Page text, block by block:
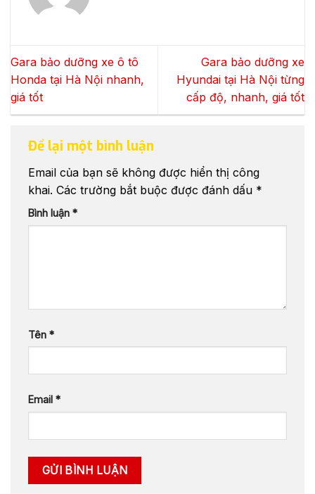
Gara bảo dưỡng xe ô tô
Honda tại Hà Nội nhanh,
giá tốt
Gara bảo dưỡng xe
Hyundai tại Hà Nội từng
cấp độ, nhanh, giá tốt
Để lại một bình luận
Email của bạn sẽ không được hiển thị công
khai. Các trường bắt buộc được đánh dấu *
Bình luận *
Tên *
Email *